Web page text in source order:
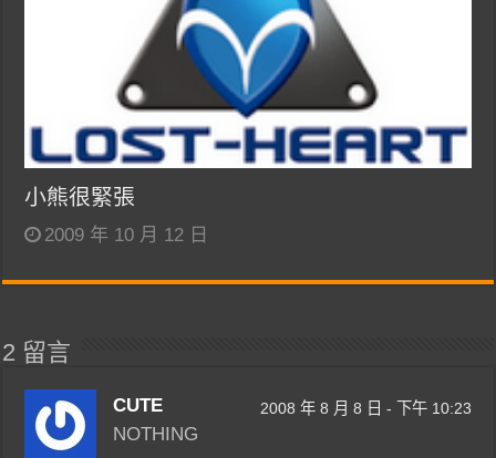
小熊很緊張
2009 年 10 月 12 日
2 留言
CUTE 2008 年 8 月 8 日 - 下午 10:23
NOTHING